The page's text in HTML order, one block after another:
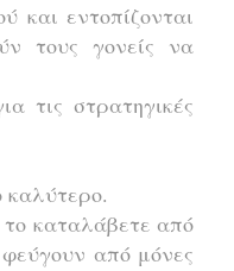
και εντοπίζονται
τους γονείς να
τις στρατηγικές
καλύτερο.
το καταλάβετε από
φεύγουν από μόνες